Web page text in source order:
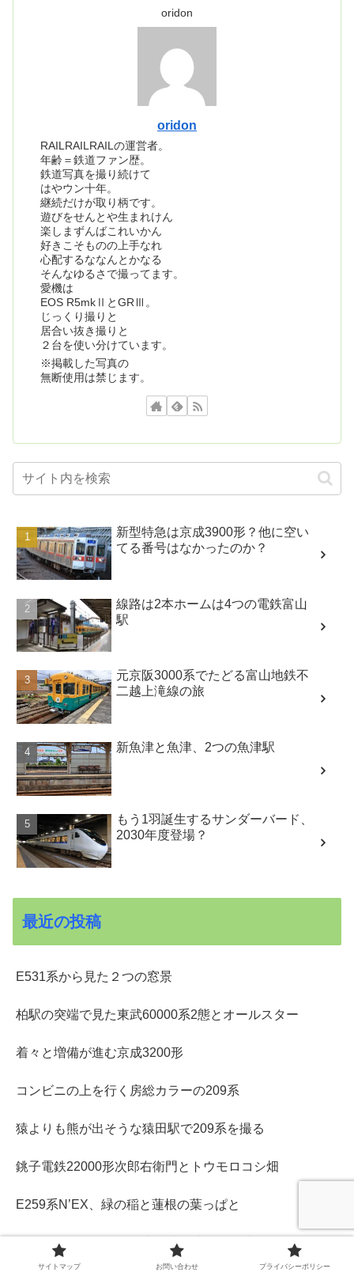
oridon
oridon
RAILRAILRAILの運営者。
年齢＝鉄道ファン歴。
鉄道写真を撮り続けて
はやウン十年。
継続だけが取り柄です。
遊びをせんとや生まれけん
楽しまずんばこれいかん
好きこそものの上手なれ
心配するななんとかなる
そんなゆるさで撮ってます。
愛機は
EOS R5mkⅡとGRⅢ。
じっくり撮りと
居合い抜き撮りと
２台を使い分けています。
※掲載した写真の
無断使用は禁じます。
新型特急は京成3900形？他に空い
てる番号はなかったのか？
線路は2本ホームは4つの電鉄富山
駅
元京阪3000系でたどる富山地鉄不
二越上滝線の旅
新魚津と魚津、2つの魚津駅
もう1羽誕生するサンダーバード、
2030年度登場？
最近の投稿
E531系から見た２つの窓景
柏駅の突端で見た東武60000系2態とオールスター
着々と増備が進む京成3200形
コンビニの上を行く房総カラーの209系
猿よりも熊が出そうな猿田駅で209系を撮る
銚子電鉄22000形次郎右衛門とトウモロコシ畑
E259系N’EX、緑の稲と蓮根の葉っぱと
梅雨明け前だったけど真っ青な空だった大佐倉3景
サイトマップ お問い合わせ プライバシーポリシー